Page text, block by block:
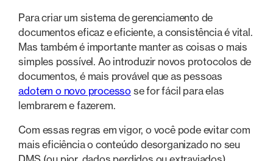
Para criar um sistema de gerenciamento de
documentos eficaz e eficiente, a consistência é vital.
Mas também é importante manter as coisas o mais
simples possível. Ao introduzir novos protocolos de
documentos, é mais provável que as pessoas
adotem o novo processo se for fácil para elas
lembrarem e fazerem.
Com essas regras em vigor, o você pode evitar com
mais eficiência o conteúdo desorganizado no seu